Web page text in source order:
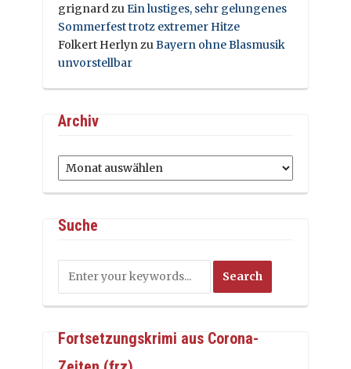
grignard zu Ein lustiges, sehr gelungenes
Sommerfest trotz extremer Hitze
Folkert Herlyn zu Bayern ohne Blasmusik
unvorstellbar
Archiv
Archiv
Suche
Fortsetzungskrimi aus Corona-